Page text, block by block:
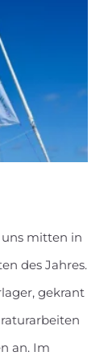
mitten in
des Jahres.
gekrant
an. Im